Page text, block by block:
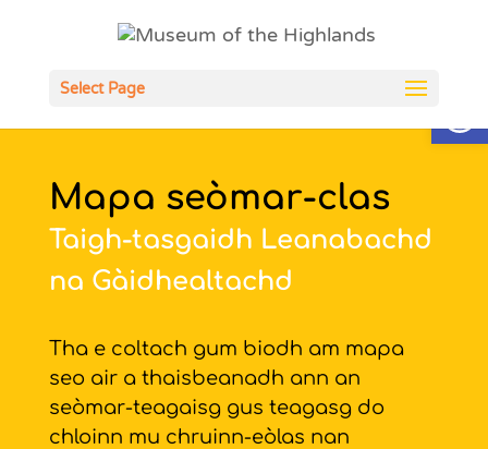
Select Page
Mapa seòmar-clas
Taigh-tasgaidh Leanabachd
na Gàidhealtachd
Tha e coltach gum biodh am mapa
seo air a thaisbeanadh ann an
seòmar-teagaisg gus teagasg do
chloinn mu chruinn-eòlas nan